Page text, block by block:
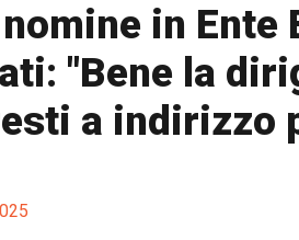
in Ente
"Bene la
a indirizzo